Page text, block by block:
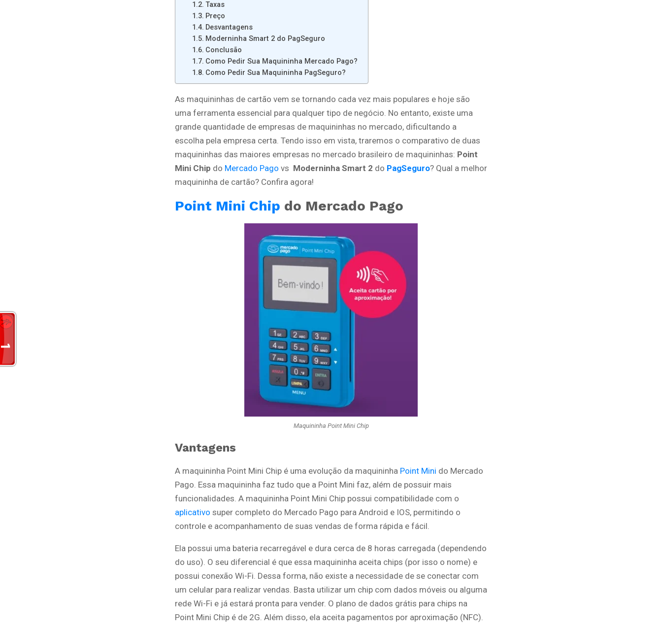
Taxas
Preço
Desvantagens
Moderninha Smart 2 do PagSeguro
Conclusão
Como Pedir Sua Maquininha Mercado Pago?
Como Pedir Sua Maquininha PagSeguro?
As maquininhas de cartão vem se tornando cada vez mais populares e hoje são
uma ferramenta essencial para qualquer tipo de negócio. No entanto, existe uma
grande quantidade de empresas de maquininhas no mercado, dificultando a
escolha pela empresa certa. Tendo isso em vista, traremos o comparativo de duas
maquininhas das maiores empresas no mercado brasileiro de maquininhas: Point
Mini Chip do Mercado Pago vs Moderninha Smart 2 do PagSeguro? Qual a melhor
maquininha de cartão? Confira agora!
Point Mini Chip do Mercado Pago
Maquininha Point Mini Chip
Vantagens
A maquininha Point Mini Chip é uma evolução da maquininha Point Mini do Mercado
Pago. Essa maquininha faz tudo que a Point Mini faz, além de possuir mais
funcionalidades. A maquininha Point Mini Chip possui compatibilidade com o
aplicativo super completo do Mercado Pago para Android e IOS, permitindo o
controle e acompanhamento de suas vendas de forma rápida e fácil.
Ela possui uma bateria recarregável e dura cerca de 8 horas carregada (dependendo
do uso). O seu diferencial é que essa maquininha aceita chips (por isso o nome) e
possui conexão Wi-Fi. Dessa forma, não existe a necessidade de se conectar com
um celular para realizar vendas. Basta utilizar um chip com dados móveis ou alguma
rede Wi-Fi e já estará pronta para vender. O plano de dados grátis para chips na
Point Mini Chip é de 2G. Além disso, ela aceita pagamentos por aproximação (NFC).